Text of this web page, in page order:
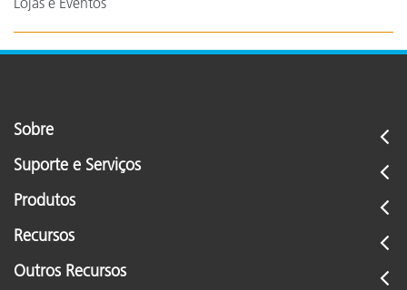
Sobre
Suporte e Serviços
Produtos
Recursos
Outros Recursos